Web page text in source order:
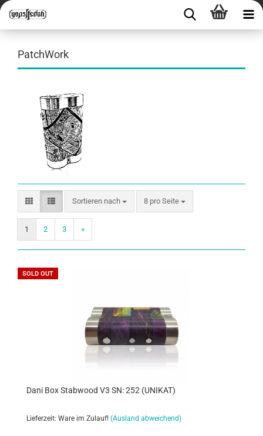
PatchWork
Sortieren nach 8 pro Seite
1 2 3 »
SOLD OUT
Dani Box Stabwood V3 SN: 252 (UNIKAT)
Lieferzeit: Ware im Zulauf! (Ausland abweichend)